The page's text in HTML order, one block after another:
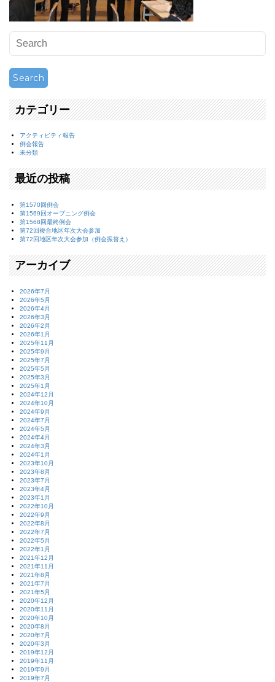
は
カテゴリー
アクティビティ報告
例会報告
未分類
最近の投稿
第1570回例会
第1569回オープニング例会
第1568回最終例会
第72回複合地区年次大会参加
第72回地区年次大会参加（例会振替え）
アーカイブ
2026年7月
2026年5月
2026年4月
2026年3月
2026年2月
2026年1月
2025年11月
2025年9月
2025年7月
2025年5月
2025年3月
2025年1月
2024年12月
2024年10月
2024年9月
2024年7月
2024年5月
2024年4月
2024年3月
2024年1月
2023年10月
2023年8月
2023年7月
2023年4月
2023年1月
2022年10月
2022年9月
2022年8月
2022年7月
2022年5月
2022年1月
2021年12月
2021年11月
2021年8月
2021年7月
2021年5月
2020年12月
2020年11月
2020年10月
2020年8月
2020年7月
2020年3月
2019年12月
2019年11月
2019年9月
2019年7月